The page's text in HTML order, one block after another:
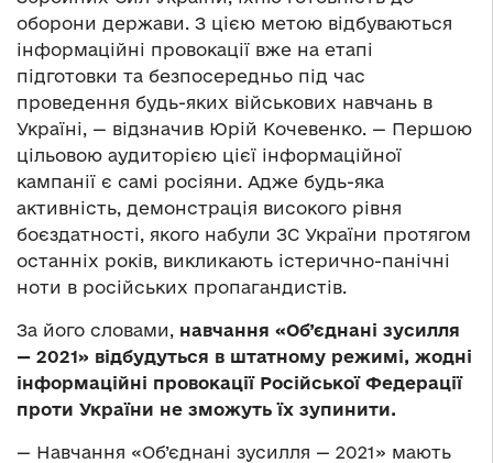
оборони держави. З цією метою відбуваються
інформаційні провокації вже на етапі
підготовки та безпосередньо під час
проведення будь-яких військових навчань в
Україні, — відзначив Юрій Кочевенко. — Першою
цільовою аудиторією цієї інформаційної
кампанії є самі росіяни. Адже будь-яка
активність, демонстрація високого рівня
боєздатності, якого набули ЗС України протягом
останніх років, викликають істерично-панічні
ноти в російських пропагандистів.
За його словами, навчання «Об’єднані зусилля
— 2021» відбудуться в штатному режимі, жодні
інформаційні провокації Російської Федерації
проти України не зможуть їх зупинити.
— Навчання «Об’єднані зусилля — 2021» мають